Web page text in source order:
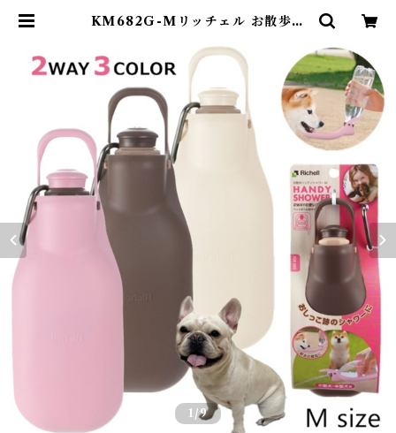
KM682G-Mリッチェル お散歩ハ
手で水の出し入れができる ２WAY
お出かけの必需品 | DearKM ❤︎フ
レンチブルドック孔明
1 /9